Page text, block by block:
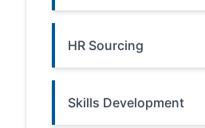
HR Sourcing
Skills Development